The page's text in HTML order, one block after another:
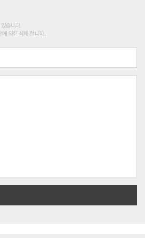
습니다.
의해 삭제 합니다.